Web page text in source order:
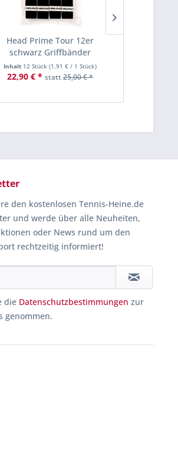
Head Prime Tour 12er
schwarz Griffbänder
Inhalt 12 Stück(1,91 € / 1 Stück)
22,90 € * statt25,00 € *
den kostenlosen Tennis-Heine.de
und werde über alle Neuheiten,
oder News rund um den
rechtzeitig informiert!
die Datenschutzbestimmungen zur
genommen.